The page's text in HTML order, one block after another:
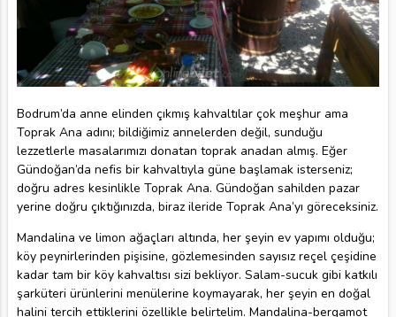
Bodrum’da anne elinden çıkmış kahvaltılar çok meşhur ama
Toprak Ana adını; bildiğimiz annelerden değil, sunduğu
lezzetlerle masalarımızı donatan toprak anadan almış. Eğer
Gündoğan’da nefis bir kahvaltıyla güne başlamak isterseniz;
doğru adres kesinlikle Toprak Ana. Gündoğan sahilden pazar
yerine doğru çıktığınızda, biraz ileride Toprak Ana’yı göreceksiniz.
Mandalina ve limon ağaçları altında, her şeyin ev yapımı olduğu;
köy peynirlerinden pişisine, gözlemesinden sayısız reçel çeşidine
kadar tam bir köy kahvaltısı sizi bekliyor. Salam-sucuk gibi katkılı
şarküteri ürünlerini menülerine koymayarak, her şeyin en doğal
halini tercih ettiklerini özellikle belirtelim. Mandalina-bergamot